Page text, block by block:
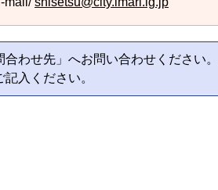
わせ先」へお問い合わせください
入ください。